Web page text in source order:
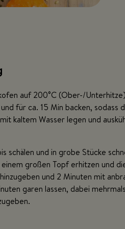
auf 200°C (Ober-/
für ca. 15 Min backen, sodass
kaltem Wasser legen und
schälen und in grobe Stücke
einem großen Topf erhitzen und
und 2 Minuten mit
garen lassen, dabei